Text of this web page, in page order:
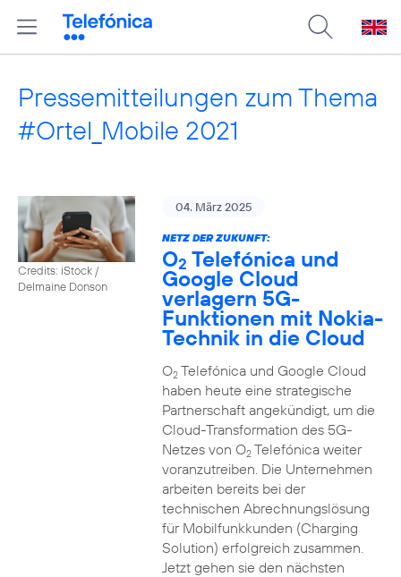
Pressemitteilungen zum Thema
#Ortel_Mobile 2021
Credits: iStock /
Delmaine Donson
04. März 2025
NETZ DER ZUKUNFT:
O2 Telefónica und
Google Cloud
verlagern 5G-
Funktionen mit Nokia-
Technik in die Cloud
O2Telefónica und Google Cloud
haben heute eine strategische
Partnerschaft angekündigt, um die
Cloud-Transformation des 5G-
Netzes von O2Telefónica weiter
voranzutreiben. Die Unternehmen
arbeiten bereits bei der
technischen Abrechnungslösung
für Mobilfunkkunden (Charging
Solution) erfolgreich zusammen.
Jetzt gehen sie den nächsten